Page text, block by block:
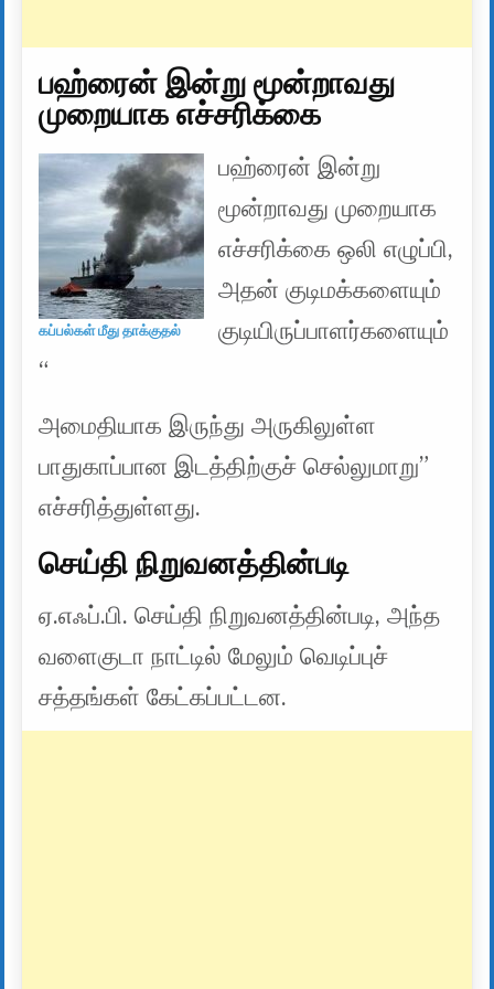
பஹ்ரைன் இன்று மூன்றாவது
முறையாக எச்சரிக்கை
கப்பல்கள் மீது தாக்குதல்
பஹ்ரைன் இன்று
மூன்றாவது முறையாக
எச்சரிக்கை ஒலி எழுப்பி,
அதன் குடிமக்களையும்
குடியிருப்பாளர்களையும்
“
அமைதியாக இருந்து அருகிலுள்ள
பாதுகாப்பான இடத்திற்குச் செல்லுமாறு”
எச்சரித்துள்ளது.
செய்தி நிறுவனத்தின்படி
ஏ.எஃப்.பி. செய்தி நிறுவனத்தின்படி, அந்த
வளைகுடா நாட்டில் மேலும் வெடிப்புச்
சத்தங்கள் கேட்கப்பட்டன.